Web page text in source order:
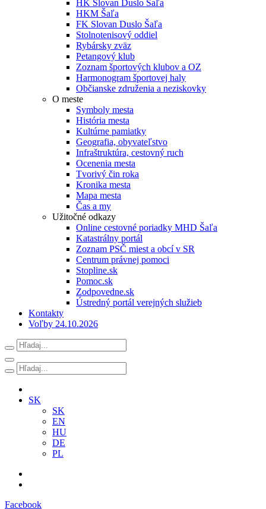
HK Slovan Duslo Šaľa
HKM Šaľa
FK Slovan Duslo Šaľa
Stolnotenisový oddiel
Rybársky zväz
Petangový klub
Zoznam športových klubov a OZ
Harmonogram športovej haly
Občianske združenia a neziskovky
O meste
Symboly mesta
História mesta
Kultúrne pamiatky
Geografia, obyvateľstvo
Infraštruktúra, cestovný ruch
Ocenenia mesta
Tvorivý čin roka
Kronika mesta
Mapa mesta
Čas a my
Užitočné odkazy
Online cestovné poriadky MHD Šaľa
Katastrálny portál
Zoznam PSČ miest a obcí v SR
Centrum právnej pomoci
Stopline.sk
Pomoc.sk
Zodpovedne.sk
Ústredný portál verejných služieb
Kontakty
Voľby 24.10.2026
SK
SK
EN
HU
DE
PL
Facebook